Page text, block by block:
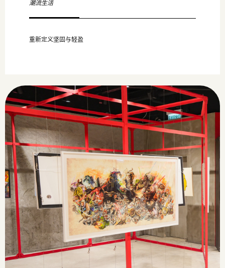
潮流生活
重新定义坚固与轻盈